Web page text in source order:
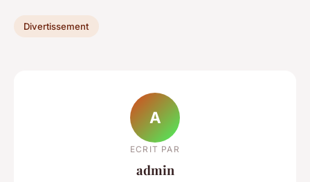
Divertissement
A
ECRIT PAR
admin